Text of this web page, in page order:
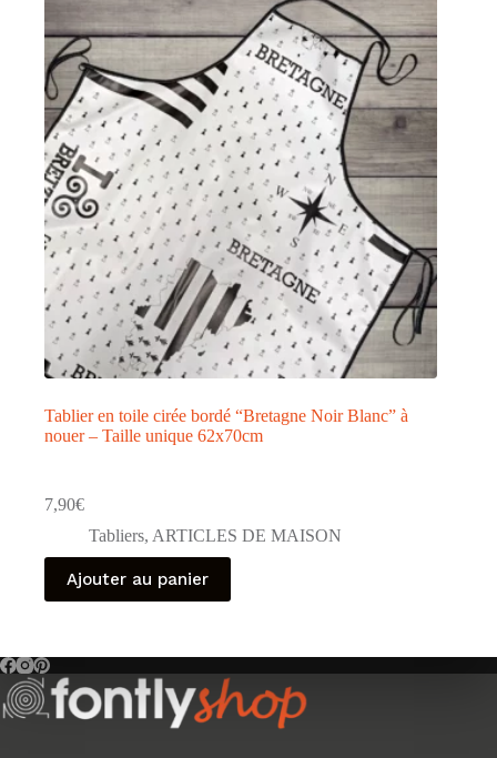
Tablier en toile cirée bordé “Bretagne Noir Blanc” à
nouer – Taille unique 62x70cm
7,90€
Tabliers, ARTICLES DE MAISON
Ajouter au panier